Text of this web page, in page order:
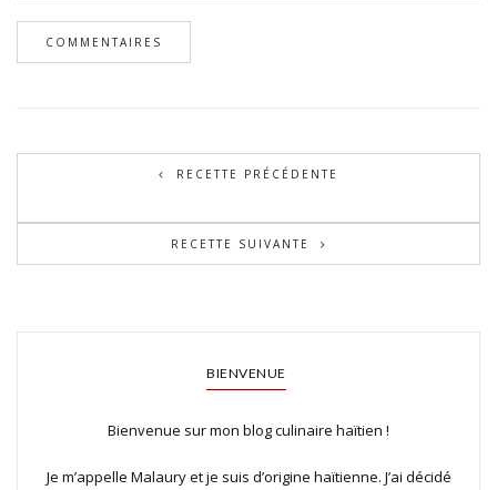
RECETTE PRÉCÉDENTE
RECETTE SUIVANTE
BIENVENUE
Bienvenue sur mon blog culinaire haïtien !
Je m’appelle Malaury et je suis d’origine haïtienne. J’ai décidé